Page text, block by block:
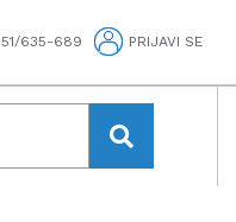
635-689 PRIJAVI SE